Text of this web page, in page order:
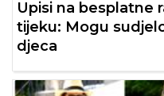
Upisi na besplatne
tijeku: Mogu
djeca